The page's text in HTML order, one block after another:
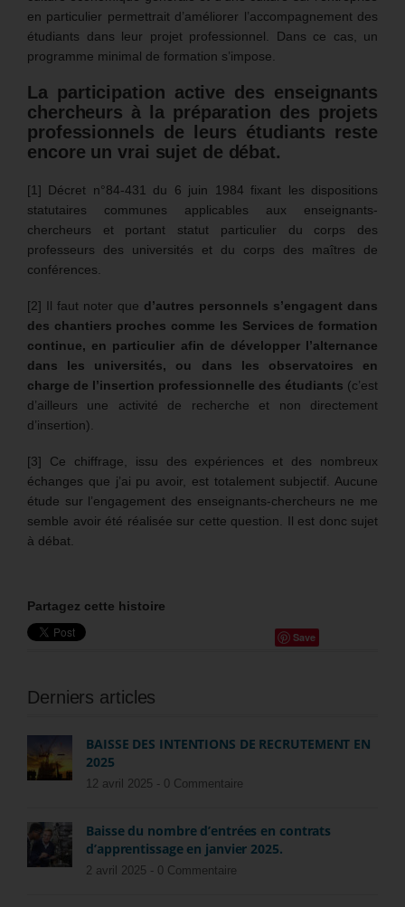
en particulier permettrait d’améliorer l’accompagnement des
étudiants dans leur projet professionnel. Dans ce cas, un
programme minimal de formation s’impose.
La participation active des enseignants
chercheurs à la préparation des projets
professionnels de leurs étudiants reste
encore un vrai sujet de débat.
[1] Décret n°84-431 du 6 juin 1984 fixant les dispositions
statutaires communes applicables aux enseignants-
chercheurs et portant statut particulier du corps des
professeurs des universités et du corps des maîtres de
conférences.
[2] Il faut noter que d’autres personnels s’engagent dans
des chantiers proches comme les Services de formation
continue, en particulier afin de développer l’alternance
dans les universités, ou dans les observatoires en
charge de l’insertion professionnelle des étudiants (c’est
d’ailleurs une activité de recherche et non directement
d’insertion).
[3] Ce chiffrage, issu des expériences et des nombreux
échanges que j’ai pu avoir, est totalement subjectif. Aucune
étude sur l’engagement des enseignants-chercheurs ne me
semble avoir été réalisée sur cette question. Il est donc sujet
à débat.
Partagez cette histoire
Save
Derniers articles
BAISSE DES INTENTIONS DE RECRUTEMENT EN
2025
12 avril 2025 - 0 Commentaire
Baisse du nombre d’entrées en contrats
d’apprentissage en janvier 2025.
2 avril 2025 - 0 Commentaire